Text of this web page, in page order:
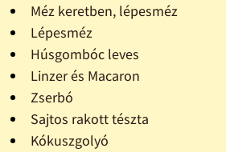
Méz keretben, lépesméz
Lépesméz
Húsgombóc leves
Linzer és Macaron
Zserbó
Sajtos rakott tészta
Kókuszgolyó